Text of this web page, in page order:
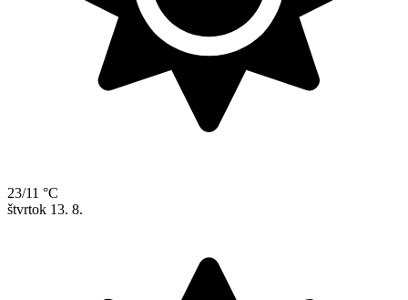
23/11 °C
štvrtok 13. 8.